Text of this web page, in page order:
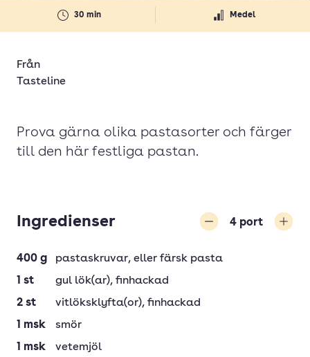
30 min Medel
Från
Tasteline
Prova gärna olika pastasorter och färger
till den här festliga pastan.
Ingredienser 4 port
400 g pastaskruvar, eller färsk pasta
1 st gul lök(ar), finhackad
2 st vitlöksklyfta(or), finhackad
1 msk
smör
1 msk
vetemjöl